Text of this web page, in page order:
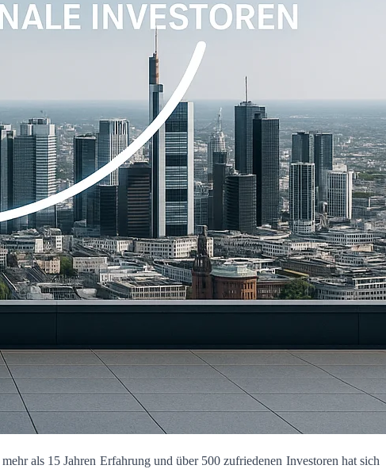
als 15 Jahren Erfahrung und über 500 zufriedenen Investoren hat sich